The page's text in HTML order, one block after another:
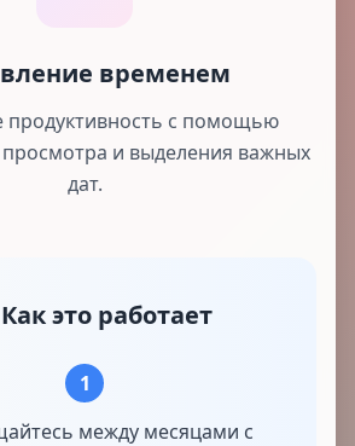
временем
с помощью
и выделения важных
дат.
Как это работает
1
между месяцами с